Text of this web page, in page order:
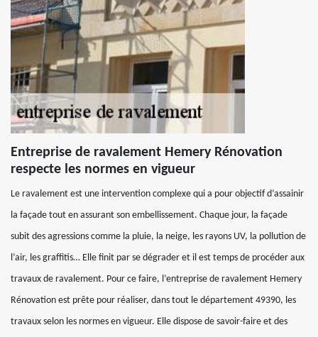
Entreprise de ravalement Hemery Rénovation
respecte les normes en vigueur
Le ravalement est une intervention complexe qui a pour objectif d’assainir
la façade tout en assurant son embellissement. Chaque jour, la façade
subit des agressions comme la pluie, la neige, les rayons UV, la pollution de
l’air, les graffitis… Elle finit par se dégrader et il est temps de procéder aux
travaux de ravalement. Pour ce faire, l’entreprise de ravalement Hemery
Rénovation est prête pour réaliser, dans tout le département 49390, les
travaux selon les normes en vigueur. Elle dispose de savoir-faire et des